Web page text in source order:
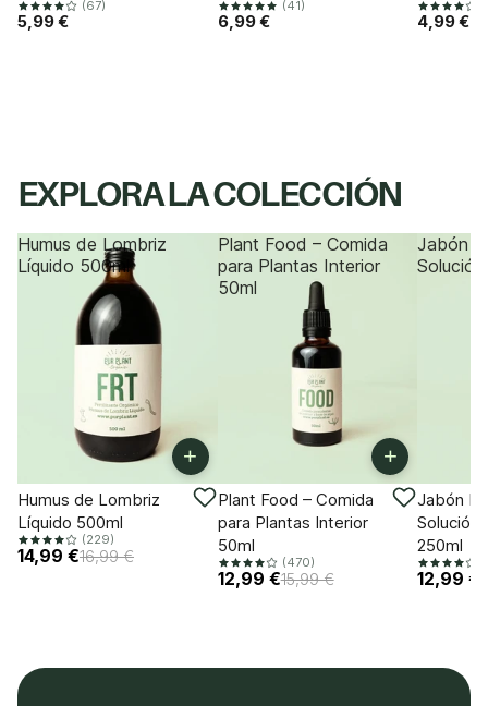
(67)
5,99 €
(41)
6,99 € 4,99 €
EXPLORA LA COLECCIÓN
Humus de Lombriz
Líquido 500ml
-11%
+
Humus de Lombriz
Líquido 500ml
(229)
14,99 €16,99 €
Plant Food – Comida
para Plantas Interior
50ml
-18%
+
Plant Food – Comida
para Plantas Interior
50ml
(470)
12,99 €15,99 €
Jabón
-18%
Jabón
Solución
250ml
12,99 €